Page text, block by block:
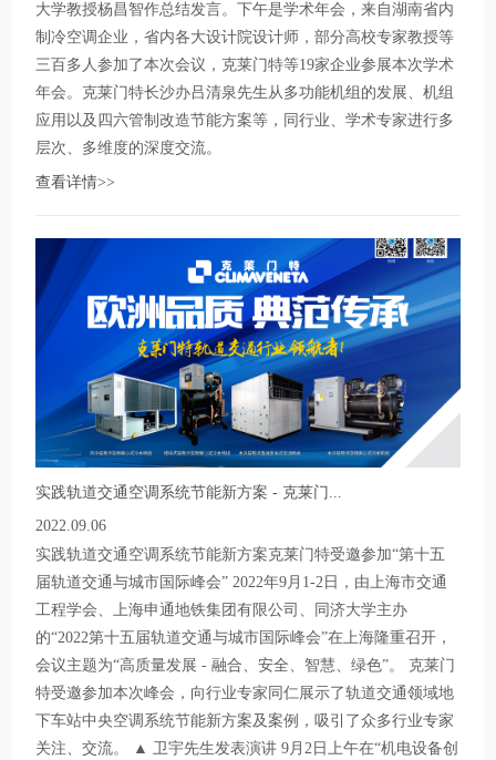
大学教授杨昌智作总结发言。下午是学术年会，来自湖南省内
制冷空调企业，省内各大设计院设计师，部分高校专家教授等
三百多人参加了本次会议，克莱门特等19家企业参展本次学术
年会。克莱门特长沙办吕清泉先生从多功能机组的发展、机组
应用以及四六管制改造节能方案等，同行业、学术专家进行多
层次、多维度的深度交流。
查看详情>>
实践轨道交通空调系统节能新方案 - 克莱门...
2022.09.06
实践轨道交通空调系统节能新方案克莱门特受邀参加“第十五
届轨道交通与城市国际峰会” 2022年9月1-2日，由上海市交通
工程学会、上海申通地铁集团有限公司、同济大学主办
的“2022第十五届轨道交通与城市国际峰会”在上海隆重召开，
会议主题为“高质量发展 - 融合、安全、智慧、绿色”。 克莱门
特受邀参加本次峰会，向行业专家同仁展示了轨道交通领域地
下车站中央空调系统节能新方案及案例，吸引了众多行业专家
关注、交流。 ▲ 卫宇先生发表演讲 9月2日上午在“机电设备创